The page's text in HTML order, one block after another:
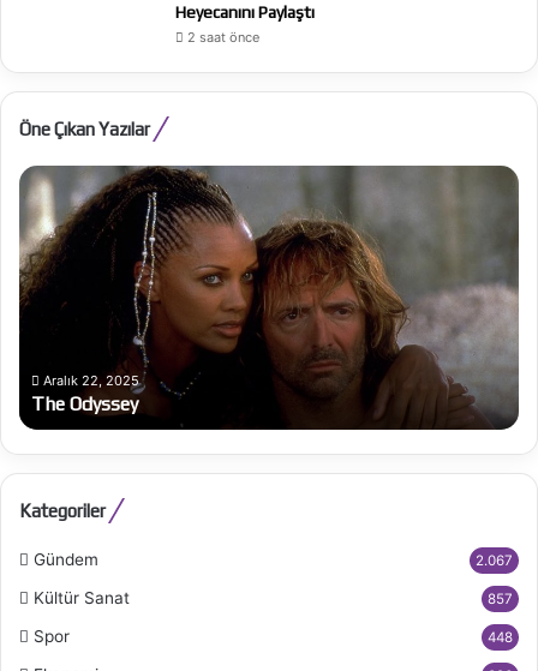
Heyecanını Paylaştı
2 saat önce
Öne Çıkan Yazılar
The
Odyssey
Aralık 22, 2025
The Odyssey
Kategoriler
Gündem 2.067
Kültür Sanat 857
Spor 448